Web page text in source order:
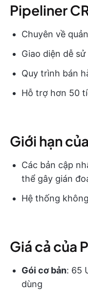
Pipeliner
Chuyên về
Giao diện dễ sử
Quy trình bán
Hỗ trợ hơn 50
Giới hạn
Các bản cập
thể gây gián
Hệ thống
Giá cả của
Gói cơ bản: 65
dùng